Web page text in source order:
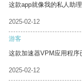
这款app就像我的私人助
2025-02-12
游客
这款加速器VPM应用程序
2025-02-12